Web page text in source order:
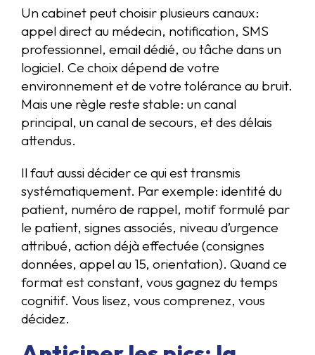
Un cabinet peut choisir plusieurs canaux:
appel direct au médecin, notification, SMS
professionnel, email dédié, ou tâche dans un
logiciel. Ce choix dépend de votre
environnement et de votre tolérance au bruit.
Mais une règle reste stable: un canal
principal, un canal de secours, et des délais
attendus.
Il faut aussi décider ce qui est transmis
systématiquement. Par exemple: identité du
patient, numéro de rappel, motif formulé par
le patient, signes associés, niveau d’urgence
attribué, action déjà effectuée (consignes
données, appel au 15, orientation). Quand ce
format est constant, vous gagnez du temps
cognitif. Vous lisez, vous comprenez, vous
décidez.